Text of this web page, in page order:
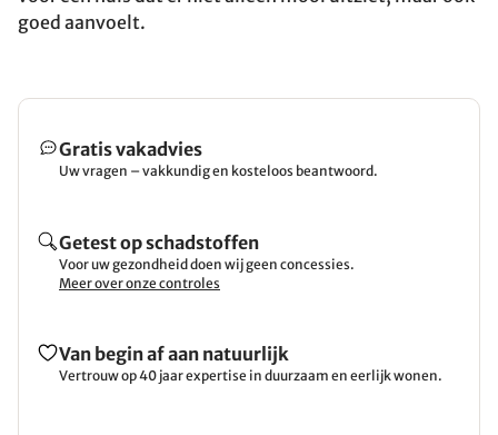
goed aanvoelt.
Gratis vakadvies
Uw vragen – vakkundig en kosteloos beantwoord.
Getest op schadstoffen
Voor uw gezondheid doen wij geen concessies.
Meer over onze controles
Van begin af aan natuurlijk
Vertrouw op 40 jaar expertise in duurzaam en eerlijk wonen.